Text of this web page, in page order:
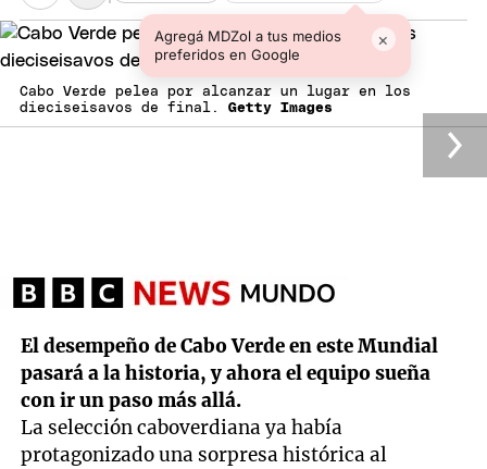
Agregá MDZol a tus medios
preferidos en Google
×
Cabo Verde pelea por alcanzar un lugar en los
dieciseisavos de final. Getty Images
El desempeño de Cabo Verde en este Mundial
pasará a la historia, y ahora el equipo sueña
con ir un paso más allá.
La selección caboverdiana ya había
protagonizado una sorpresa histórica al